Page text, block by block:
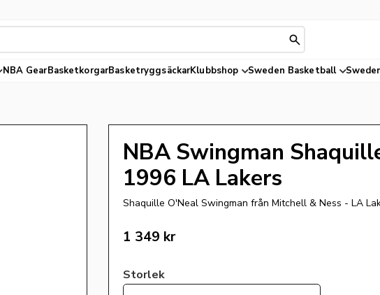
NBA GearBasketkorgarBasketryggsäckarKlubbshop Sweden Basketball
NBA Swingman
1996 LA Lakers
Shaquille O'Neal Swingman från Mitchell & Ness - LA
1 349 kr
Storlek